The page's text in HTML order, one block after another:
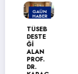
GAÜN
HABER
TÜSEB
DESTE
ALAN
PROF.
DR.